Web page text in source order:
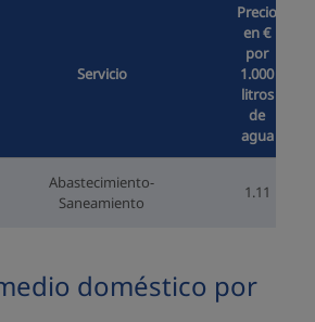
Servicio
Precio
en €
por
1.000
litros
de
agua
Abastecimiento-
Saneamiento
1.11
doméstico por